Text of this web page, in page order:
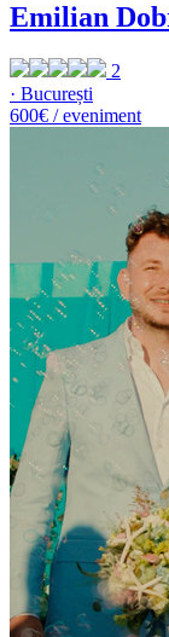
Emilian
2
· București
600€ / eveniment